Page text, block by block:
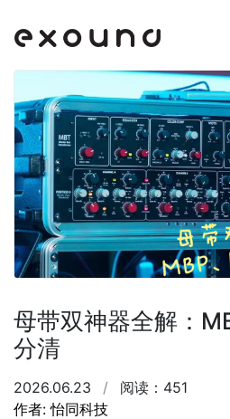
母带双神器全解：
分清
2026.06.23 /
阅读：451
作者: 怡同科技